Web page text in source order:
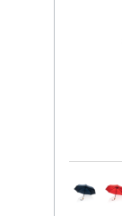
einen
basiert